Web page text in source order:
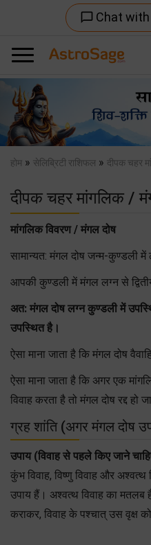
chat_bubble_outline Chat
Previous
होम » सेलिब्रिटी राशिफल » दीपक चहर
दीपक चहर मांगलिक /
मांगलिक विवरण / मंगल दोष
सामान्यत: मंगल दोष जन्म-कुण्डली
आपकी कुण्डली में मंगल लग्न से
अत: मंगल दोष लग्न कुण्डली में
उपस्थित है।
ऐसा माना जाता है कि मंगल दोष
ऐसा माना जाता है कि अगर एक
विवाह करता है तो मंगल दोष रद्द हो
ग्रह शांति (अगर मंगल दोष
उपाय (विवाह से पहले किए जाने
कुंभ विवाह, विष्णु विवाह और
उपाय हैं। अश्वत्थ विवाह का मतलब
कराकर, विवाह के पश्चात् उस वृक्ष